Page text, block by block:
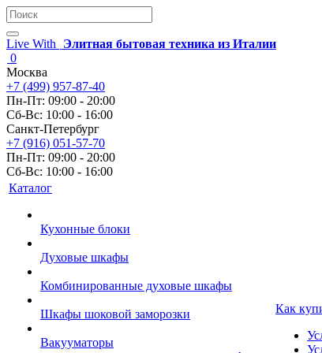
Live With
Элитная бытовая техника из Италии
0
Москва
+7 (499) 957-87-40
Пн-Пт: 09:00 - 20:00
Сб-Вс: 10:00 - 16:00
Санкт-Петербург
+7 (916) 051-57-70
Пн-Пт: 09:00 - 20:00
Сб-Вс: 10:00 - 16:00
Каталог
Кухонные блоки
Духовые шкафы
Комбинированные духовые шкафы
Шкафы шоковой заморозки
Вакууматоры
Как